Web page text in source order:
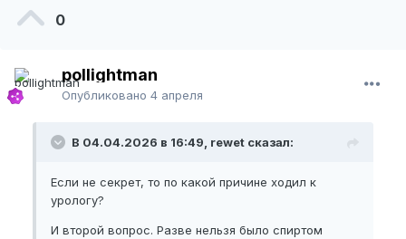
самого массажера не скажу. Ту часть которую в
себя вставлял, я перед применением презерватив
что потом кто-то другой мог его использовать
если нужно будет
0
pollightman
Опубликовано 4 апреля
В 04.04.2026 в 16:49, rewet сказал:
Если не секрет, то по какой причине ходил к
урологу?
И второй вопрос. Разве нельзя было спиртом